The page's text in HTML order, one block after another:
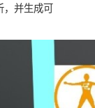
并生成可